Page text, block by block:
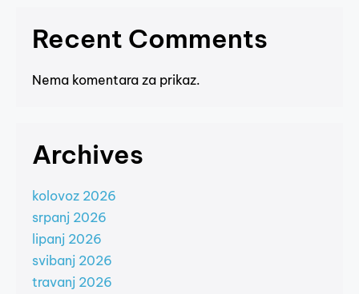
Recent Comments
Nema komentara za prikaz.
Archives
kolovoz 2026
srpanj 2026
lipanj 2026
svibanj 2026
travanj 2026